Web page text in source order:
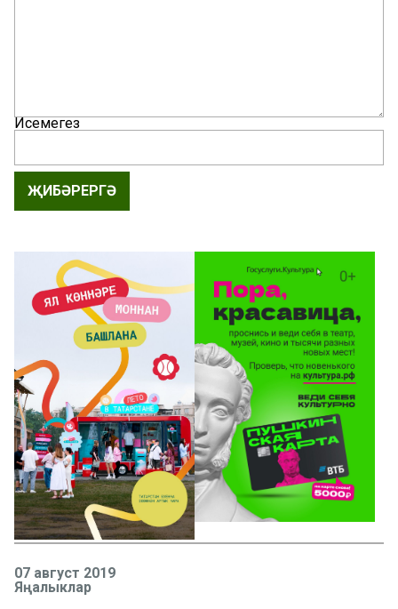
Исемегез
ҖИБӘРЕРГӘ
07 август 2019
Яңалыклар